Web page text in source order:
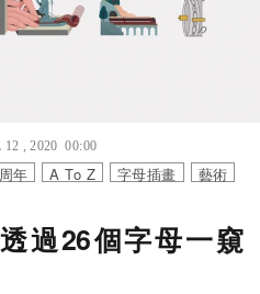
12 , 2020 00:00
年 A To Z 字母插畫 藝術
過26個字母一窺